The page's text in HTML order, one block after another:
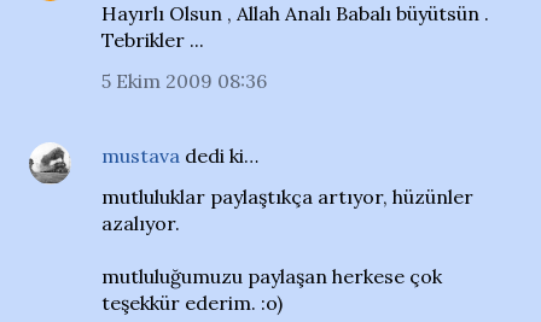
Hayırlı Olsun , Allah Analı Babalı büyütsün .
Tebrikler ...
5 Ekim 2009 08:36
mustava dedi ki…
mutluluklar paylaştıkça artıyor, hüzünler
azalıyor.
mutluluğumuzu paylaşan herkese çok
teşekkür ederim. :o)